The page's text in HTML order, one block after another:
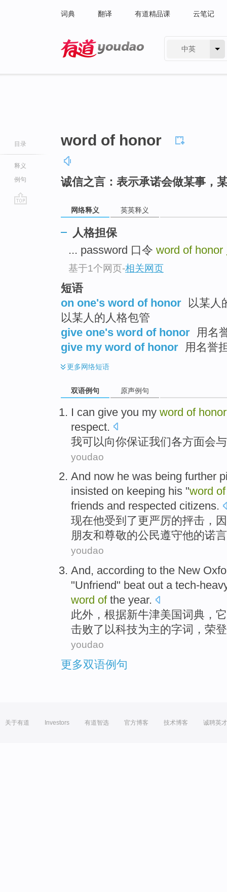
词典 翻译 有道精品课 云笔记
中英
目录
释义
例句
word of honor
诚信之言：表示承诺会做某事，
网络释义 英英释义
人格担保
... password 口令 word of honor
基于1个网页-相关网页
短语
on one's word of honor
以某人
以某人的人格包管
give one's word of honor 用名
give my word of honor 用名誉
更多网络短语
双语例句 原声例句
I can give you my word of honor
respect.
我可以向你保证我们各方面会与
youdao
And now he was being further
insisted on keeping his "word of
friends and respected citizens.
现在他受到了更严厉的抨击 ，
朋友和尊敬的公民遵守他的诺言
youdao
And, according to the New
"Unfriend" beat out a tech-
word ofthe year.
此外， 根据新牛津美国词典 ，
击败了以科技为主的字词，荣
youdao
更多双语例句
关于有道 Investors 有道智选 官方博客 技术博客 诚聘英才